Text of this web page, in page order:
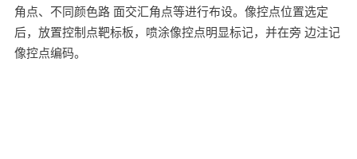
角点、不同颜色路 面交汇角点等进行布设。像控点位置选定
后，放置控制点靶标板，喷涂像控点明显标记，并在旁 边注记
像控点编码。